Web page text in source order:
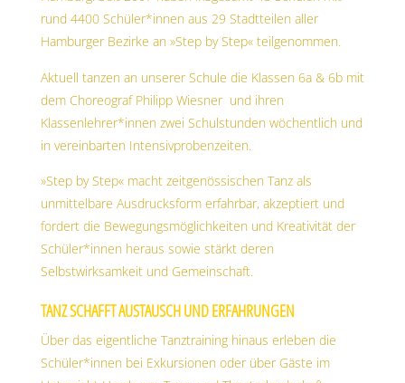
rund 4400 Schüler*innen aus 29 Stadtteilen aller
Hamburger Bezirke an »Step by Step« teilgenommen.
Aktuell tanzen an unserer Schule die Klassen 6a & 6b mit
dem Choreograf Philipp Wiesner und ihren
Klassenlehrer*innen zwei Schulstunden wöchentlich und
in vereinbarten Intensivprobenzeiten.
»Step by Step« macht zeitgenössischen Tanz als
unmittelbare Ausdrucksform erfahrbar, akzeptiert und
fordert die Bewegungsmöglichkeiten und Kreativität der
Schüler*innen heraus sowie stärkt deren
Selbstwirksamkeit und Gemeinschaft.
TANZ SCHAFFT AUSTAUSCH UND ERFAHRUNGEN
Über das eigentliche Tanztraining hinaus erleben die
Schüler*innen bei Exkursionen oder über Gäste im